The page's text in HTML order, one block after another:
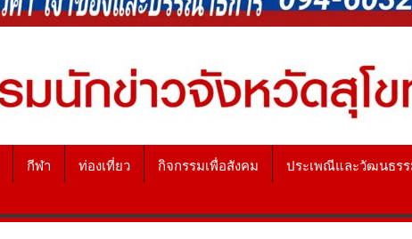
กีฬา ท่องเที่ยว กิจกรรมเพื่อสังคม ประเพณีและวัฒนธร